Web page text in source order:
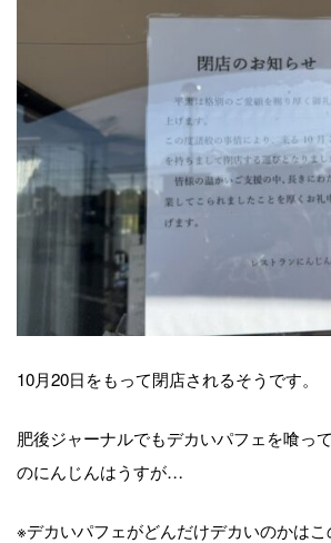
10月20日をもって閉店されるそうです。
肥後ジャーナルでもデカいパフェを喰っ
のにんじんはうすが…
※デカいパフェがどんだけデカいのかは